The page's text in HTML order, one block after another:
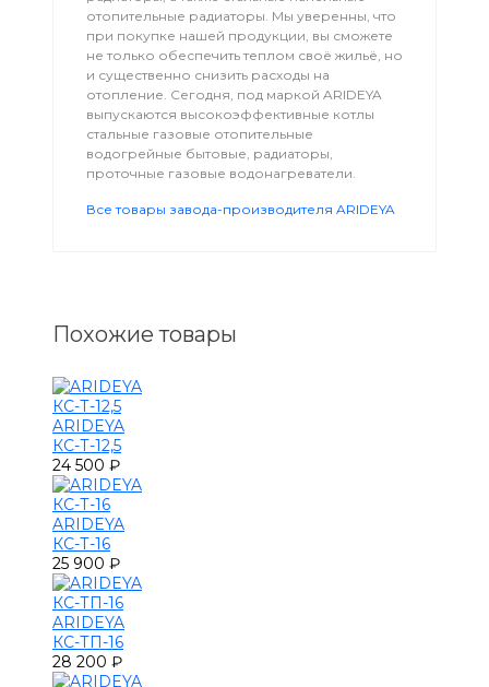
отопительные радиаторы. Мы уверенны, что
при покупке нашей продукции, вы сможете
не только обеспечить теплом своё жильё, но
и существенно снизить расходы на
отопление. Сегодня, под маркой ARIDEYA
выпускаются высокоэффективные котлы
стальные газовые отопительные
водогрейные бытовые, радиаторы,
проточные газовые водонагреватели.
Все товары завода-производителя ARIDEYA
Похожие товары
ARIDEYA
КС-Т-12,5
24 500 ₽
ARIDEYA
КС-Т-16
25 900 ₽
ARIDEYA
КС-ТП-16
28 200 ₽